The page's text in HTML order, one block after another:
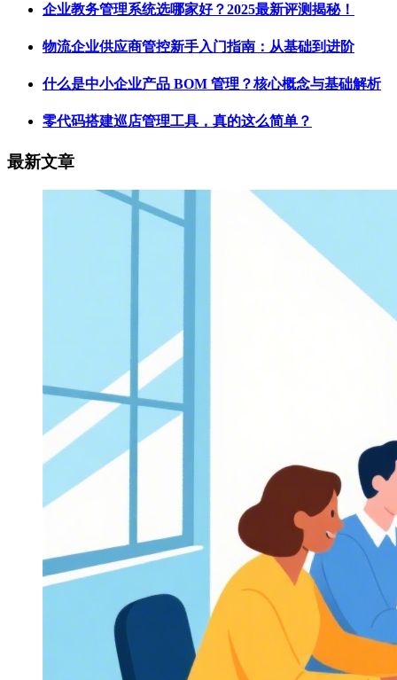
企业教务管理系统选哪家好？2025最新评测揭秘！
物流企业供应商管控新手入门指南：从基础到进阶
什么是中小企业产品 BOM 管理​？核心概念与基础解析
零代码搭建巡店管理工具，真的这么简单？
最新文章